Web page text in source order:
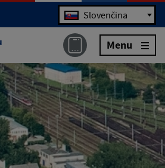
Jazyk Slovenčina
Menu